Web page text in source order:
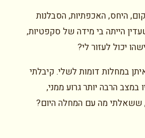
היחס, האכפתיות, הסבלנות
הייתה בי מידה של סקפטיות,
יכול לעזור לי?
במחלות דומות לשלי. קיבלתי
הרבה יותר גרוע ממני,
ששאלתי מה עם המחלה היום?